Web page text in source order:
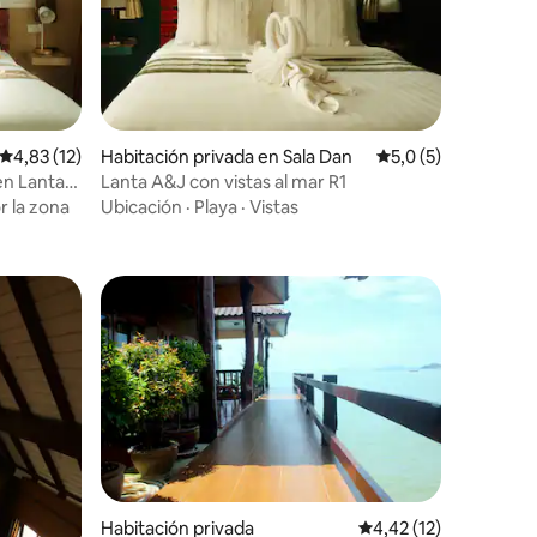
Calificación promedio: 4,83 de 5. 12 evaluaciones
4,83 (12)
Lanta
la zona
Habitación privada en Sala Dan Calificación
5,0 (5)
Lanta A&J con vistas al mar R1
Ubicación · Playa · Vistas
Habitación privada Calificación
4,42 (12)